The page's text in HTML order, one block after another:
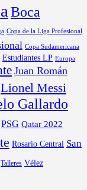
Boca
Copa de la Liga Profesional
Copa Sudamericana
Estudiantes LP Europa
Juan Román
Lionel Messi
Gallardo
PSG Qatar 2022
Rosario Central San
Talleres Vélez